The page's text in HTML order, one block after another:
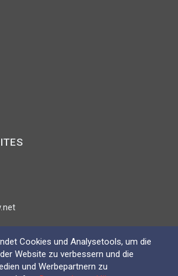
Cookies und Analysetools, um die
Website zu verbessern und die
und Werbepartnern zu